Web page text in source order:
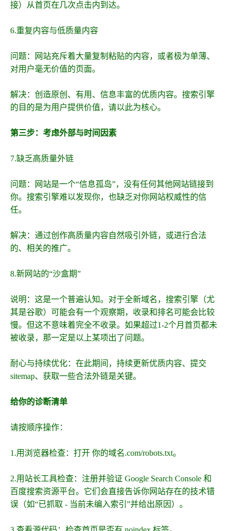
接）从首页在几次点击内到达。
6.重复内容与低质量内容
问题：网站充斥着大量复制粘贴的内容，或者极为单薄、
对用户毫无价值的页面。
解决：创造原创、有用、信息丰富的优质内容。搜索引擎
的目的是为用户提供价值，请以此为核心。
第三步：考虑外部与时间因素
7.缺乏高质量外链
问题：网站是一个“信息孤岛”，没有任何其他网站链接到
你。搜索引擎难以发现你，也缺乏对你网站权威性的信
任。
解决：通过创作高质量内容自然吸引外链，或进行合法
的、相关的推广。
8.新网站的“沙盒期”
说明：这是一个普遍认知。对于全新域名，搜索引擎（尤
其是谷歌）可能会有一个观察期，收录和排名可能会比较
慢。但这不意味着完全不收录。如果超过1-2个月首页都未
被收录，那一定是以上某项出了问题。
耐心与持续优化：在此期间，持续更新优质内容、提交
sitemap、获取一些合法外链是关键。
给你的诊断清单
请按顺序操作：
1.用浏览器检查：打开 你的域名.com/robots.txt。
2.用站长工具检查：注册并验证 Google Search Console 和
百度搜索资源平台。它们会直接告诉你网站存在的技术错
误（如“已抓取 - 当前未编入索引”并给出原因）。